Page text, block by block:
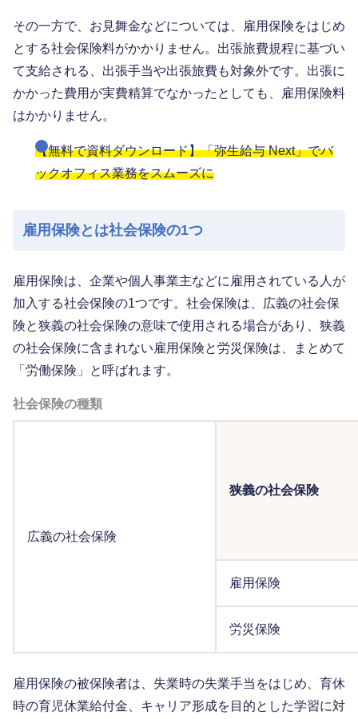
その一方で、お見舞金などについては、雇用保険をはじめ
とする社会保険料がかかりません。出張旅費規程に基づい
て支給される、出張手当や出張旅費も対象外です。出張に
かかった費用が実費精算でなかったとしても、雇用保険料
はかかりません。
【無料で資料ダウンロード】「弥生給与 Next」でバ
ックオフィス業務をスムーズに
雇用保険とは社会保険の1つ
雇用保険は、企業や個人事業主などに雇用されている人が
加入する社会保険の1つです。社会保険は、広義の社会保
険と狭義の社会保険の意味で使用される場合があり、狭義
の社会保険に含まれない雇用保険と労災保険は、まとめて
「労働保険」と呼ばれます。
社会保険の種類
広義の社会保険
狭義の社会保険
雇用保険
労災保険
雇用保険の被保険者は、失業時の失業手当をはじめ、育休
時の育児休業給付金、キャリア形成を目的とした学習に対